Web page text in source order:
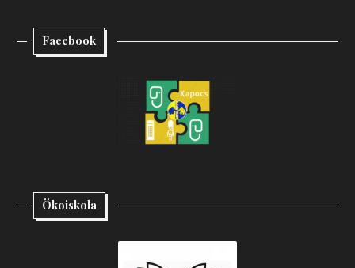
Facebook
Ökoiskola